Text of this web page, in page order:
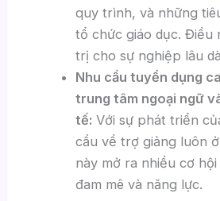
quy trình, và những
tổ chức giáo dục. Điều
trị cho sự nghiệp lâu
Nhu cầu tuyển dụng
trung tâm ngoại ngữ
tế: Với sự phát triển
cầu về trợ giảng luôn
này mở ra nhiều cơ
đam mê và năng lực.